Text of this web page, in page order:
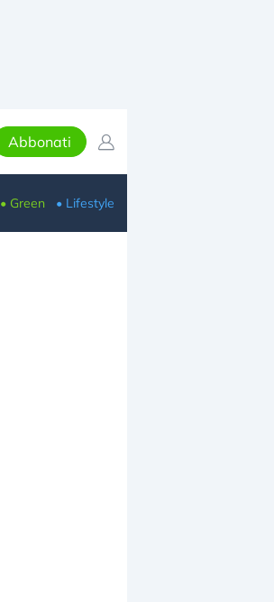
Abbonati
• Green • Lifestyle